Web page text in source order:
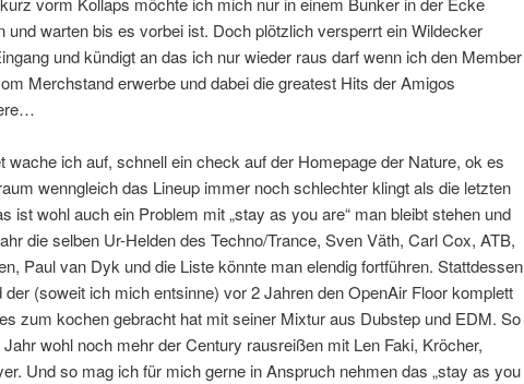
und warten bis es vorbei ist. Doch plötzlich versperrt ein Wildecker
und kündigt an das ich nur wieder raus darf wenn ich den Member
Merchstand erwerbe und dabei die greatest Hits der Amigos
wache ich auf, schnell ein check auf der Homepage der Nature, ok es
wenngleich das Lineup immer noch schlechter klingt als die letzten
ist wohl auch ein Problem mit „stay as you are“ man bleibt stehen und
die selben Ur-Helden des Techno/Trance, Sven Väth, Carl Cox, ATB,
Paul van Dyk und die Liste könnte man elendig fortführen. Stattdessen
(soweit ich mich entsinne) vor 2 Jahren den OpenAir Floor komplett
zum kochen gebracht hat mit seiner Mixtur aus Dubstep und EDM. So
wohl noch mehr der Century rausreißen mit Len Faki, Kröcher,
Und so mag ich für mich gerne in Anspruch nehmen das „stay as you